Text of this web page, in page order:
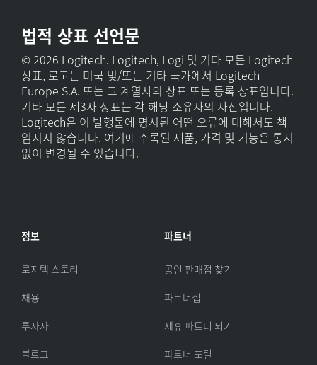
법적 상표 선언문
© 2026 Logitech. Logitech, Logi 및 기타 모든 Logitech
상표, 로고는 미국 및/또는 기타 국가에서 Logitech
Europe S.A. 또는 그 계열사의 상표 또는 등록 상표입니다.
기타 모든 제3자 상표는 각 해당 소유자의 자산입니다.
Logitech은 이 발행물에 명시된 어떤 오류에 대해서도 책
임지지 않습니다. 여기에 수록된 제품, 가격 및 기능은 통지
없이 변경될 수 있습니다.
정보
로지텍 스토리
채용
투자자
블로그
파트너
공인 판매점 찾기
파트너십
제휴 파트너 되기
파트너 포털